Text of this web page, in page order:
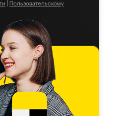
Пользовательскому